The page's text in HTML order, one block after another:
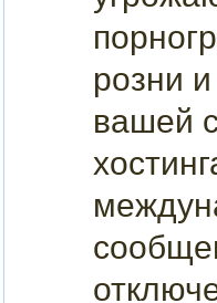
розни
вашей